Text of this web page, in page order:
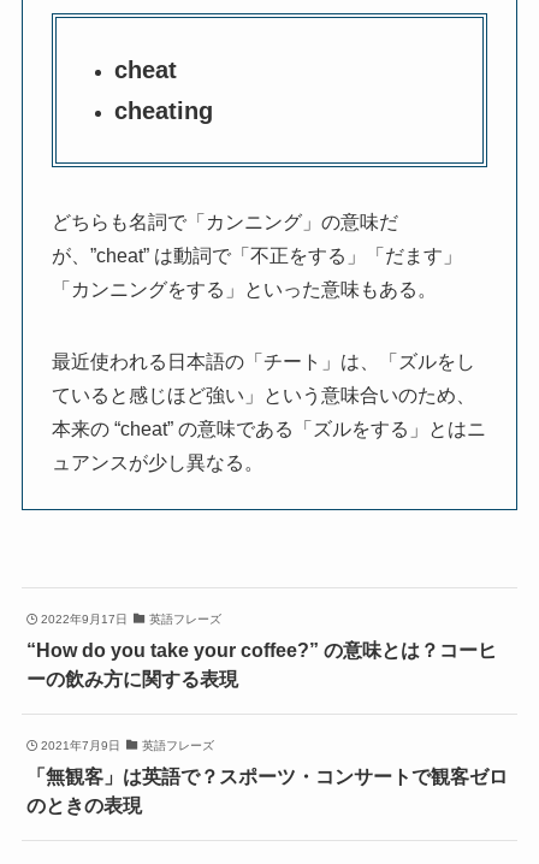
cheat
cheating
どちらも名詞で「カンニング」の意味だ
が、”cheat” は動詞で「不正をする」「だます」
「カンニングをする」といった意味もある。
最近使われる日本語の「チート」は、「ズルをし
ていると感じほど強い」という意味合いのため、
本来の “cheat” の意味である「ズルをする」とはニ
ュアンスが少し異なる。
2022年9月17日 英語フレーズ
“How do you take your coffee?” の意味とは？コーヒ
ーの飲み方に関する表現
2021年7月9日 英語フレーズ
「無観客」は英語で？スポーツ・コンサートで観客ゼロ
のときの表現